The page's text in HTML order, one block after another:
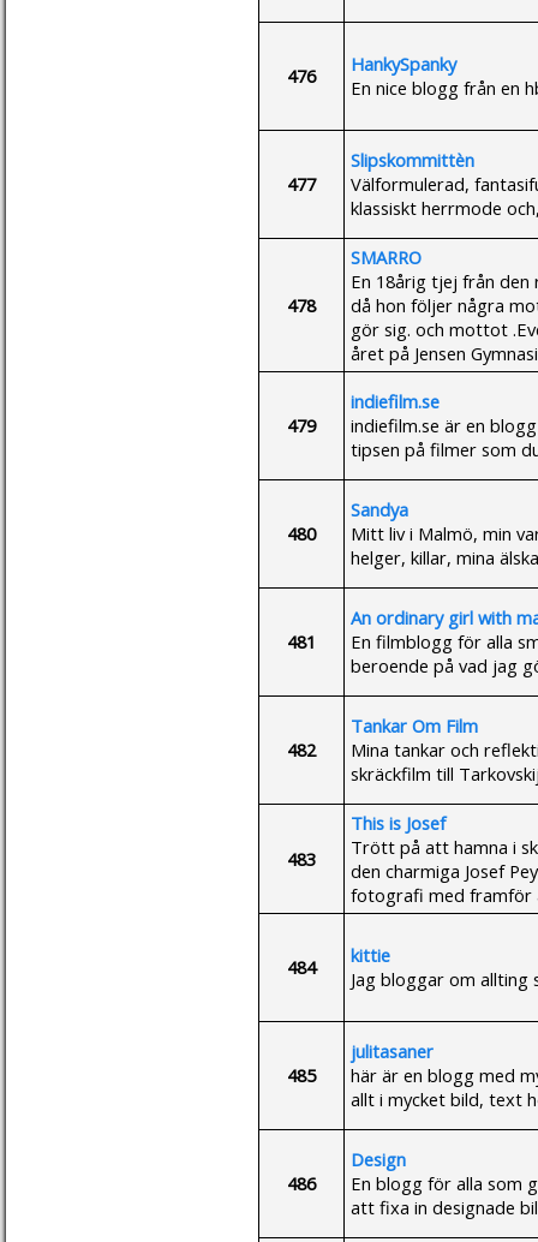
476
HankySpanky
En nice blogg från en
477
Slipskommittèn
Välformulerad,
klassiskt herrmode
478
SMARRO
En 18årig tjej från
då hon följer några
gör sig. och mottot
året på Jensen
479
indiefilm.se
indiefilm.se är en
tipsen på filmer som
480
Sandya
Mitt liv i Malmö, min
helger, killar, mina
481
An ordinary girl with
En filmblogg för alla
beroende på vad jag
482
Tankar Om Film
Mina tankar och
skräckfilm till
483
This is Josef
Trött på att hamna i
den charmiga Josef
fotografi med framför
484
kittie
Jag bloggar om allting
485
julitasaner
här är en blogg med
allt i mycket bild, text
486
Design
En blogg för alla som
att fixa in designade